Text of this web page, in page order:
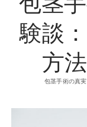
験談
方
包茎手術の真